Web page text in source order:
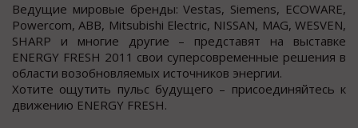
Ведущие мировые бренды: Vestas, Siemens, ECOWARE,
Powercom, ABB, Mitsubishi Electric, NISSAN, MAG, WESVEN,
SHARP и многие другие – представят на выставке
ENERGY FRESH 2011 свои суперсовременные решения в
области возобновляемых источников энергии.
Хотите ощутить пульс будущего – присоединяйтесь к
движению ENERGY FRESH.